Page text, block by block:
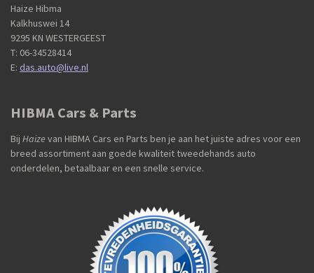
Haize Hibma
Kalkhuswei 14
9295 KN WESTERGEEST
T: 06-34528414
E: das.auto@live.nl
HIBMA Cars & Parts
Bij Haizevan HIBMA Cars en Parts ben je aan het juiste adres voor een
breed assortiment aan goede kwaliteit tweedehands auto
onderdelen, betaalbaar en een snelle service.